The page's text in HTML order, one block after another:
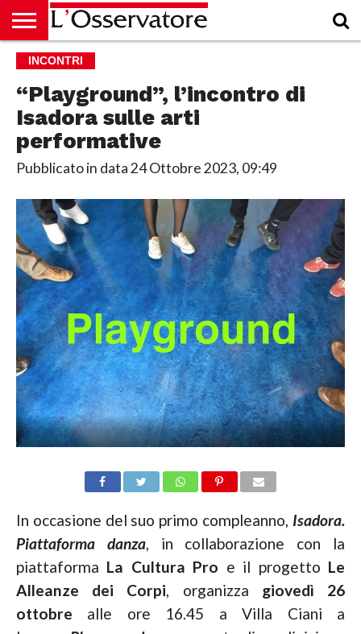
HOME
CULTURA
ECONOMIA
RUBRICHE
ARCHIVIO
PODCAST
ABBONAMENTO
CHI
ACCEDI
INCONTRI
“Playground”, l’incontro di
Isadora sulle arti
performative
Pubblicato in data24 Ottobre 2023, 09:49
In occasione del suo primo compleanno, Isadora.
Piattaforma danza, in collaborazione con la
piattaforma La Cultura Pro e il progetto Le
Alleanze dei Corpi, organizza giovedì 26
ottobre alle ore 16.45 a Villa Ciani a